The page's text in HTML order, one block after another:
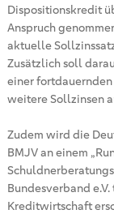
Dispositionskredit
Anspruch
aktuelle
Zusätzlich soll
einer
weitere Sollzinsen
Zudem wird die
BMJV an einem
Bundesverband
Kreditwirtschaft